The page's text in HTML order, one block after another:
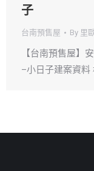
子
台南預售屋 By 里
【台南預售屋】
–小日子建案資料